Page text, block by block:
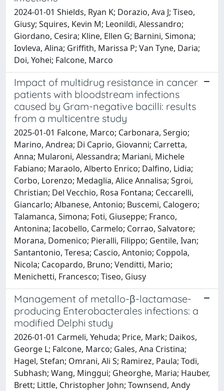
2024-01-01 Shields, Ryan K; Dorazio, Ava J; Tiseo,
Giusy; Squires, Kevin M; Leonildi, Alessandro;
Giordano, Cesira; Kline, Ellen G; Barnini, Simona;
Iovleva, Alina; Griffith, Marissa P; Van Tyne, Daria;
Doi, Yohei; Falcone, Marco
Impact of multidrug resistance in cancer
patients with bloodstream infections
caused by Gram-negative bacilli: results
from a multicentre study
2025-01-01 Falcone, Marco; Carbonara, Sergio;
Marino, Andrea; Di Caprio, Giovanni; Carretta,
Anna; Mularoni, Alessandra; Mariani, Michele
Fabiano; Maraolo, Alberto Enrico; Dalfino, Lidia;
Corbo, Lorenzo; Medaglia, Alice Annalisa; Sgroi,
Christian; Del Vecchio, Rosa Fontana; Ceccarelli,
Giancarlo; Albanese, Antonio; Buscemi, Calogero;
Talamanca, Simona; Foti, Giuseppe; Franco,
Antonina; Iacobello, Carmelo; Corrao, Salvatore;
Morana, Domenico; Pieralli, Filippo; Gentile, Ivan;
Santantonio, Teresa; Cascio, Antonio; Coppola,
Nicola; Cacopardo, Bruno; Venditti, Mario;
Menichetti, Francesco; Tiseo, Giusy
Management of metallo-β-lactamase-
producing Enterobacterales infections: a
modified Delphi study
2026-01-01 Carmeli, Yehuda; Price, Mark; Daikos,
George L; Falcone, Marco; Gales, Ana Cristina;
Hagel, Stefan; Omrani, Ali S; Ramirez, Paula; Todi,
Subhash; Wang, Minggui; Gheorghe, Maria; Hauber,
Brett; Little, Christopher John; Townsend, Andy